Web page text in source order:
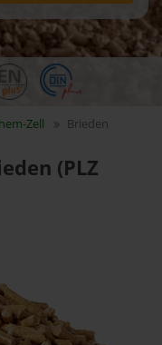
Zell Brieden
(PLZ